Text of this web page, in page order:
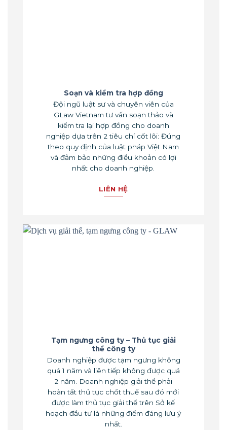
Soạn và kiểm tra hợp đồng
Đội ngũ luật sư và chuyên viên của
GLaw Vietnam tư vấn soạn thảo và
kiểm tra lại hợp đồng cho doanh
nghiệp dựa trên 2 tiêu chí cốt lõi: Đúng
theo quy định của luật pháp Việt Nam
và đảm bảo những điều khoản có lợi
nhất cho doanh nghiệp.
LIÊN HỆ
Tạm ngưng công ty – Thủ tục giải
thể công ty
Doanh nghiệp được tạm ngưng không
quá 1 năm và liên tiếp không được quá
2 năm. Doanh nghiệp giải thể phải
hoàn tất thủ tục chốt thuế sau đó mới
được làm thủ tục giải thể trên Sở kế
hoạch đầu tư là những điểm đáng lưu ý
nhất.